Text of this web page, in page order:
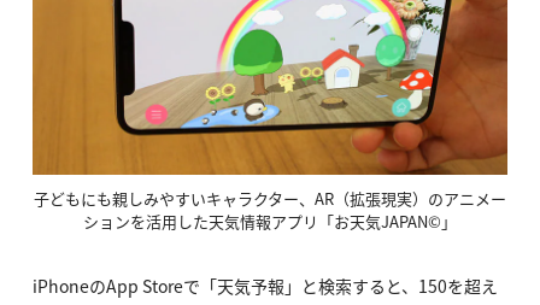
子どもにも親しみやすいキャラクター、AR（拡張現実）のアニメー
ションを活用した天気情報アプリ「お天気JAPAN©」
iPhoneのApp Storeで「天気予報」と検索すると、150を超え